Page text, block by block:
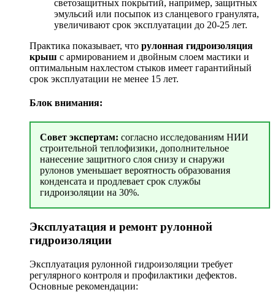
светозащитных покрытий, например, защитных
эмульсий или посыпок из сланцевого гранулята,
увеличивают срок эксплуатации до 20-25 лет.
Практика показывает, что рулонная гидроизоляция
крыш с армированием и двойным слоем мастики и
оптимальным нахлестом стыков имеет гарантийный
срок эксплуатации не менее 15 лет.
Блок внимания:
Совет экспертам: согласно исследованиям НИИ
строительной теплофизики, дополнительное
нанесение защитного слоя снизу и снаружи
рулонов уменьшает вероятность образования
конденсата и продлевает срок службы
гидроизоляции на 30%.
Эксплуатация и ремонт рулонной
гидроизоляции
Эксплуатация рулонной гидроизоляции требует
регулярного контроля и профилактики дефектов.
Основные рекомендации: